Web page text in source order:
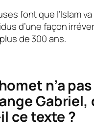
font que l’Islam
d’une façon
de 300 ans.
n’a
Gabriel,
ce texte ?